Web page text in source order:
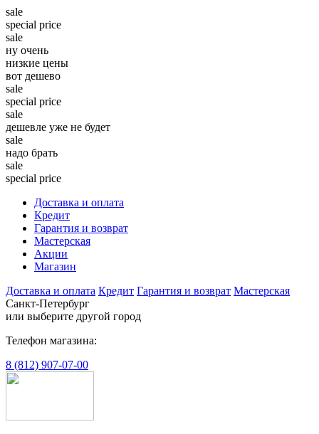
sale
special price
sale
ну очень
низкие цены
вот дешево
sale
special price
sale
дешевле уже не будет
sale
надо брать
sale
special price
Доставка и оплата
Кредит
Гарантия и возврат
Мастерская
Акции
Магазин
Доставка и оплата Кредит Гарантия и возврат Мастерская
Санкт-Петербург
или выберите другой город
Телефон магазина:
8 (812) 907-07-00